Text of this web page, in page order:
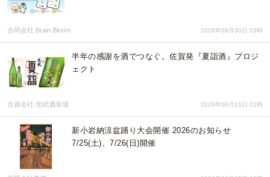
合同会社 Brain Bloom 2026年06月30日 03時
半年の感謝を酒でつなぐ。佐賀発『夏詣酒』プロジ
ェクト
合資会社 光武酒造場 2026年06月26日 01時
新小岩納涼盆踊り大会開催 2026のお知らせ
7/25(土)、7/26(日)開催